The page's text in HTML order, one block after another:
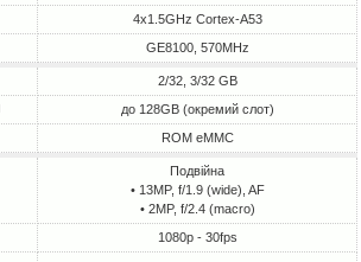
4x1.5GHz Cortex-A53
GE8100, 570MHz
2/32, 3/32 GB
до 128GB (окремий слот)
ROM eMMC
Подвійна
• 13MP, f/1.9 (wide), AF
• 2MP, f/2.4 (macro)
1080p - 30fps